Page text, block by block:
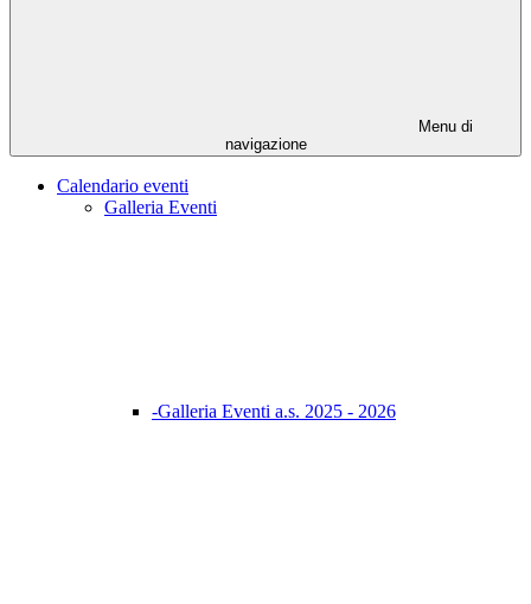
Menu di
navigazione
Calendario eventi
Galleria Eventi
-Galleria Eventi a.s. 2025 - 2026